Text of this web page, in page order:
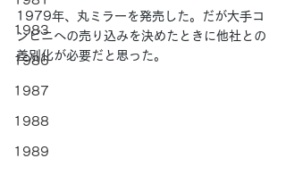
1983
1986
1987
1988
1989
1979年、丸ミラーを発売した。だが大手コ
ンビニへの売り込みを決めたときに他社との
差別化が必要だと思った。